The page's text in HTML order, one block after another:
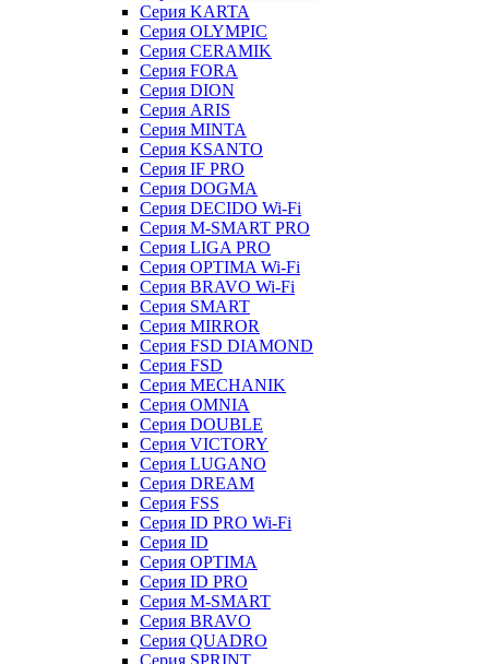
Серия KARTA
Серия OLYMPIC
Серия CERAMIK
Серия FORA
Серия DION
Серия ARIS
Серия MINTA
Серия KSANTO
Серия IF PRO
Серия DOGMA
Серия DECIDO Wi-Fi
Серия M-SMART PRO
Серия LIGA PRO
Серия OPTIMA Wi-Fi
Серия BRAVO Wi-Fi
Серия SMART
Серия MIRROR
Серия FSD DIAMOND
Серия FSD
Серия MECHANIK
Серия OMNIA
Серия DOUBLE
Серия VICTORY
Серия LUGANO
Серия DREAM
Серия FSS
Серия ID PRO Wi-Fi
Серия ID
Серия OPTIMA
Серия ID PRO
Серия M-SMART
Серия BRAVO
Серия QUADRO
Серия SPRINT